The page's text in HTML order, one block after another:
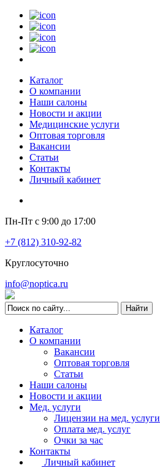
Каталог
О компании
Наши салоны
Новости и акции
Медицинские услуги
Оптовая торговля
Вакансии
Статьи
Контакты
Личный кабинет
Пн-Пт с 9:00 до 17:00
+7 (812) 310-92-82
Круглосуточно
info@noptica.ru
Каталог
О компании
Вакансии
Оптовая торговля
Статьи
Наши салоны
Новости и акции
Мед. услуги
Лицензии на мед. услуги
Оплата мед. услуг
Очки за час
Контакты
Личный кабинет